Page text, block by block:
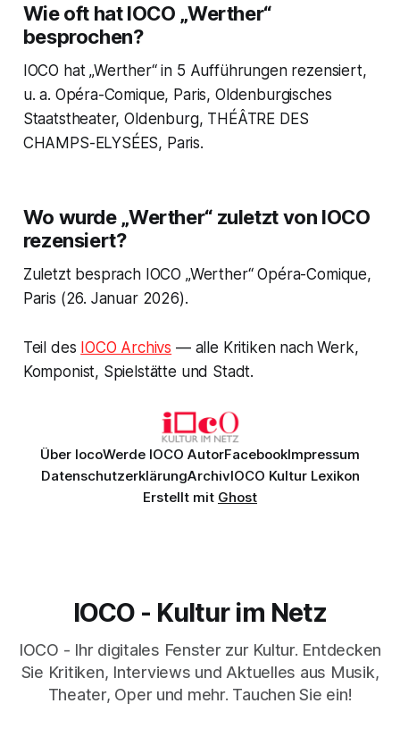
Wie oft hat IOCO „Werther“
besprochen?
IOCO hat „Werther“ in 5 Aufführungen rezensiert,
u. a. Opéra-Comique, Paris, Oldenburgisches
Staatstheater, Oldenburg, THÉÂTRE DES
CHAMPS-ELYSÉES, Paris.
Wo wurde „Werther“ zuletzt von IOCO
rezensiert?
Zuletzt besprach IOCO „Werther“ Opéra-Comique,
Paris (26. Januar 2026).
Teil des IOCO Archivs — alle Kritiken nach Werk,
Komponist, Spielstätte und Stadt.
Über IocoWerde IOCO AutorFacebookImpressum
DatenschutzerklärungArchivIOCO Kultur Lexikon
Erstellt mit Ghost
IOCO - Kultur im Netz
IOCO - Ihr digitales Fenster zur Kultur. Entdecken
Sie Kritiken, Interviews und Aktuelles aus Musik,
Theater, Oper und mehr. Tauchen Sie ein!